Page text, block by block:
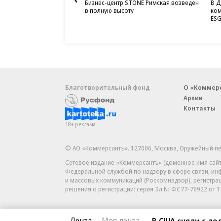
Бизнес-центр STONE Римская возведен
в полную высоту
В
Благотворительный фонд
18+ реклама
О
Архив
Контакты
© АО «Коммерсантъ». 127006, Москва, Оружейный
Сетевое издание «Коммерсантъ» (доменное имя
Федеральной службой по надзору в сфере связи,
и массовых коммуникаций (Роскомнадзор),
решения о регистрации: серия Эл № ФС77-76922 от